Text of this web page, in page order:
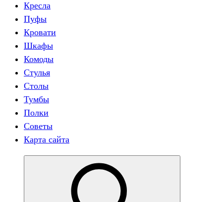
Кресла
Пуфы
Кровати
Шкафы
Комоды
Стулья
Столы
Тумбы
Полки
Советы
Карта сайта